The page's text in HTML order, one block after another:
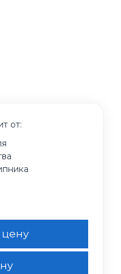
от:
цену